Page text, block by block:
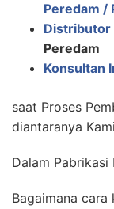
Peredam /
Distributor
Peredam
Konsultan
saat Proses
diantaranya
Dalam Pabrikasi
Bagaimana cara